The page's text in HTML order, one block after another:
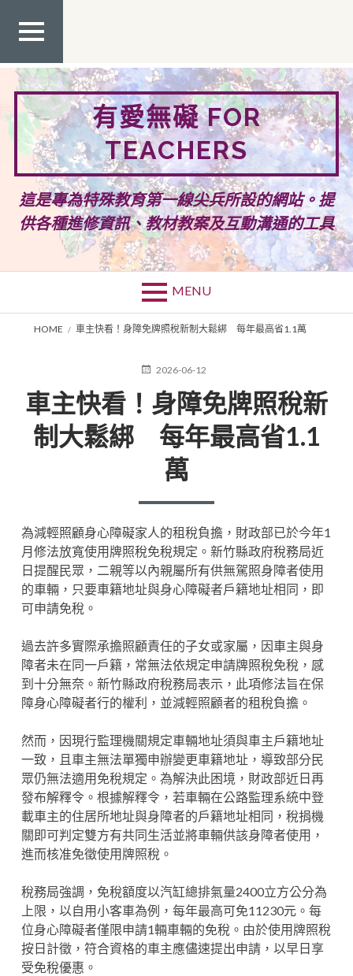
content
TOP
MEN
U
有愛無礙 FOR
TEACHERS
這是專為特殊教育第一線尖兵所設的網站。提
供各種進修資訊、教材教案及互動溝通的工具
MENU
BREADCRUMBS
HOME 車主快看！身障免牌照稅新制大鬆綁 每年最高省1.1萬
POSTED
2026-06-12
車主快看！身障免牌照稅新
制大鬆綁 每年最高省1.1
萬
為減輕照顧身心障礙家人的租稅負擔，財政部已於今年1
月修法放寬使用牌照稅免稅規定。新竹縣政府稅務局近
日提醒民眾，二親等以內親屬所有供無駕照身障者使用
的車輛，只要車籍地址與身心障礙者戶籍地址相同，即
可申請免稅。
過去許多實際承擔照顧責任的子女或家屬，因車主與身
障者未在同一戶籍，常無法依規定申請牌照稅免稅，感
到十分無奈。新竹縣政府稅務局表示，此項修法旨在保
障身心障礙者行的權利，並減輕照顧者的租稅負擔。
然而，因現行監理機關規定車輛地址須與車主戶籍地址
一致，且車主無法單獨申辦變更車籍地址，導致部分民
眾仍無法適用免稅規定。為解決此困境，財政部近日再
發布解釋令。根據解釋令，若車輛在公路監理系統中登
載車主的住居所地址與身障者的戶籍地址相同，稅捐機
關即可判定雙方有共同生活並將車輛供該身障者使用，
進而核准免徵使用牌照稅。
稅務局強調，免稅額度以汽缸總排氣量2400立方公分為
上限，以自用小客車為例，每年最高可免11230元。每
位身心障礙者僅限申請1輛車輛的免稅。由於使用牌照稅
按日計徵，符合資格的車主應儘速提出申請，以早日享
受免稅優惠。